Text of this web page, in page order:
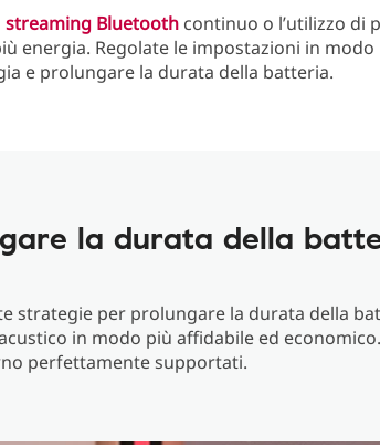
streaming Bluetooth continuo o l’utilizzo di
energia. Regolate le impostazioni in
e prolungare la durata della batteria.
la durata della
strategie per prolungare la durata della
in modo più affidabile ed
perfettamente supportati.